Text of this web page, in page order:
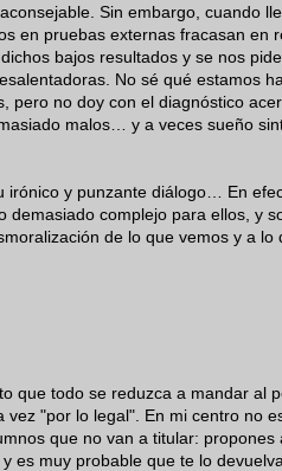
Sin embargo, cuando
en pruebas externas fracasan en
bajos resultados y se nos
No sé qué estamos
pero no doy con el diagnóstico
malos… y a veces sueño
irónico y punzante diálogo… En
demasiado complejo para ellos, y
de lo que vemos y a
que todo se reduzca a mandar al
"por lo legal". En mi centro no
que no van a titular:
es muy probable que te lo